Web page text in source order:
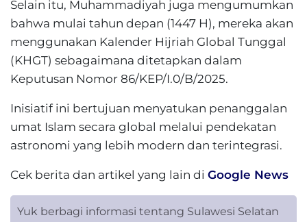
Selain itu, Muhammadiyah juga mengumumkan
bahwa mulai tahun depan (1447 H), mereka akan
menggunakan Kalender Hijriah Global Tunggal
(KHGT) sebagaimana ditetapkan dalam
Keputusan Nomor 86/KEP/I.0/B/2025.
Inisiatif ini bertujuan menyatukan penanggalan
umat Islam secara global melalui pendekatan
astronomi yang lebih modern dan terintegrasi.
Cek berita dan artikel yang lain di Google News
Yuk berbagi informasi tentang Sulawesi Selatan